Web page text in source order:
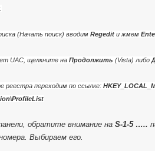
(Начать поиск) вводим Regedit и жмем
UAC, щелкните на Продолжить (Vista) либо
реестра переходим по ссылке:
обратите внимание на S-1-5 …..
Выбираем его.